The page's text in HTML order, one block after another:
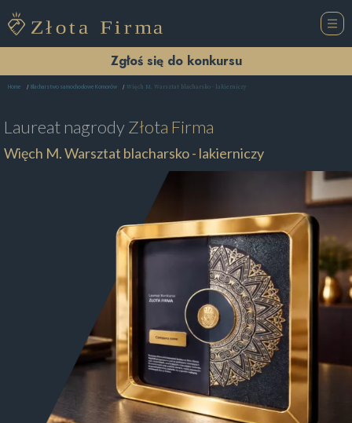
Zgłoś się do konkursu
Home Blacharstwo samochodowe Komorów Więch M. Warsztat blacharsko - lakierniczy
Laureat nagrodyZłota Firma
Więch M. Warsztat blacharsko - lakierniczy